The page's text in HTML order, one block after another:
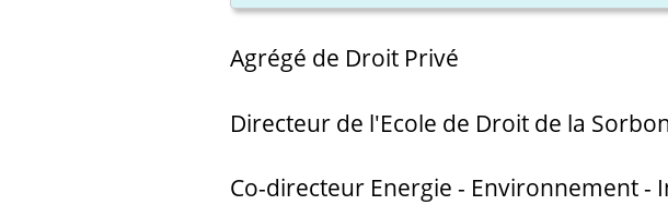
Agrégé de Droit Privé
Directeur de l'Ecole de Droit de la
Co-directeur Energie - Environnement -